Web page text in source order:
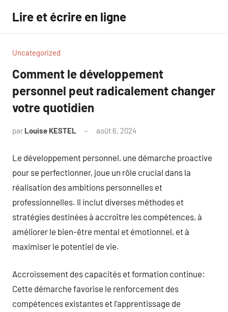
contenu
Lire et écrire en ligne
Uncategorized
Comment le développement
personnel peut radicalement changer
votre quotidien
par Louise KESTEL août 6, 2024
Le développement personnel, une démarche proactive
pour se perfectionner, joue un rôle crucial dans la
réalisation des ambitions personnelles et
professionnelles. Il inclut diverses méthodes et
stratégies destinées à accroître les compétences, à
améliorer le bien-être mental et émotionnel, et à
maximiser le potentiel de vie.
Accroissement des capacités et formation continue:
Cette démarche favorise le renforcement des
compétences existantes et l’apprentissage de